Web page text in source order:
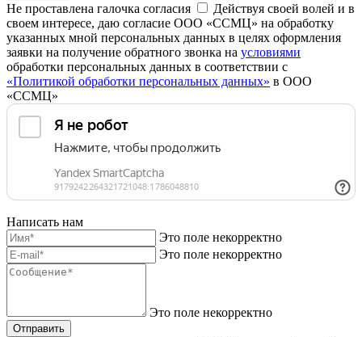
Не проставлена галочка согласия
Действуя своей волей и в
своем интересе, даю согласие ООО «ССМЦ» на обработку
указанных мной персональных данных в целях оформления
заявки на получение обратного звонка на условиями
обработки персональных данных в соответствии с
«Политикой обработки персональных данных» в ООО
«ССМЦ»
Написать нам
Это поле некорректно
Это поле некорректно
Это поле некорректно
Отправить